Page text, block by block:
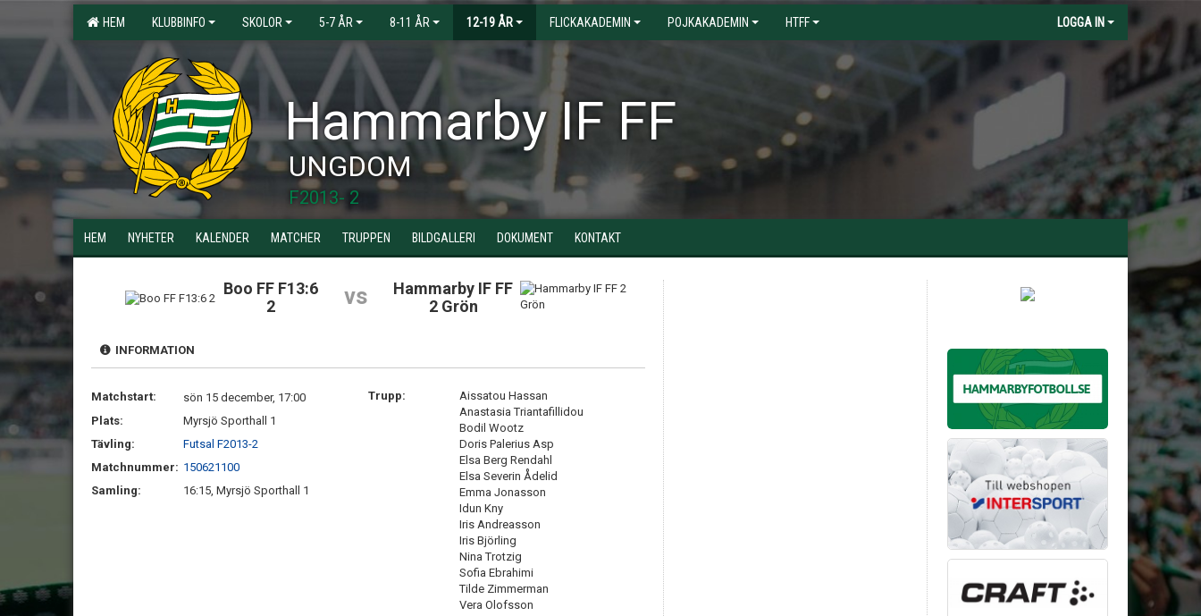
HEM KLUBBINFO SKOLOR 5-7 ÅR 8-11 ÅR 12-19 ÅR FLICKAKADEMIN POJKAKADEMIN HTFF LOGGA IN
Hammarby IF FF
UNGDOM
F2013- 2
HEM NYHETER KALENDER MATCHER TRUPPEN BILDGALLERI DOKUMENT KONTAKT
Boo FF F13:6
2
vs
Hammarby IF FF
2 Grön
INFORMATION
Matchstart:
sön 15 december, 17:00
Plats:
Myrsjö Sporthall 1
Tävling:
Futsal F2013-2
Matchnummer: 150621100
Samling:
16:15, Myrsjö Sporthall 1
Trupp:
Aissatou Hassan
Anastasia Triantafillidou
Bodil Wootz
Doris Palerius Asp
Elsa Berg Rendahl
Elsa Severin Ådelid
Emma Jonasson
Idun Kny
Iris Andreasson
Iris Björling
Nina Trotzig
Sofia Ebrahimi
Tilde Zimmerman
Vera Olofsson